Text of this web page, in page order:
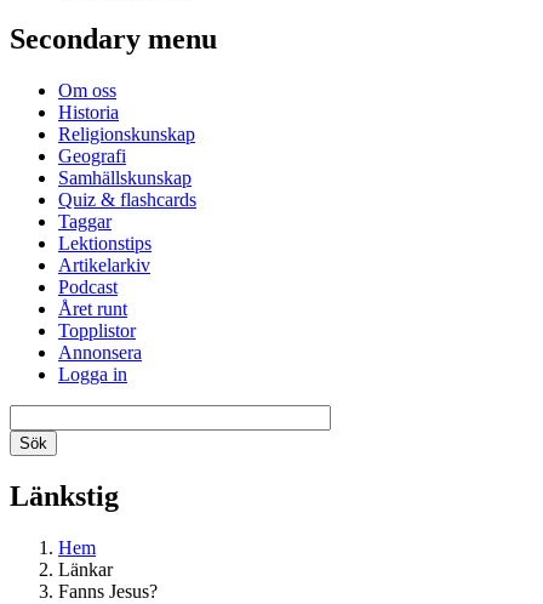
Secondary menu
Om oss
Historia
Religionskunskap
Geografi
Samhällskunskap
Quiz & flashcards
Taggar
Lektionstips
Artikelarkiv
Podcast
Året runt
Topplistor
Annonsera
Logga in
Länkstig
Hem
Länkar
Fanns Jesus?